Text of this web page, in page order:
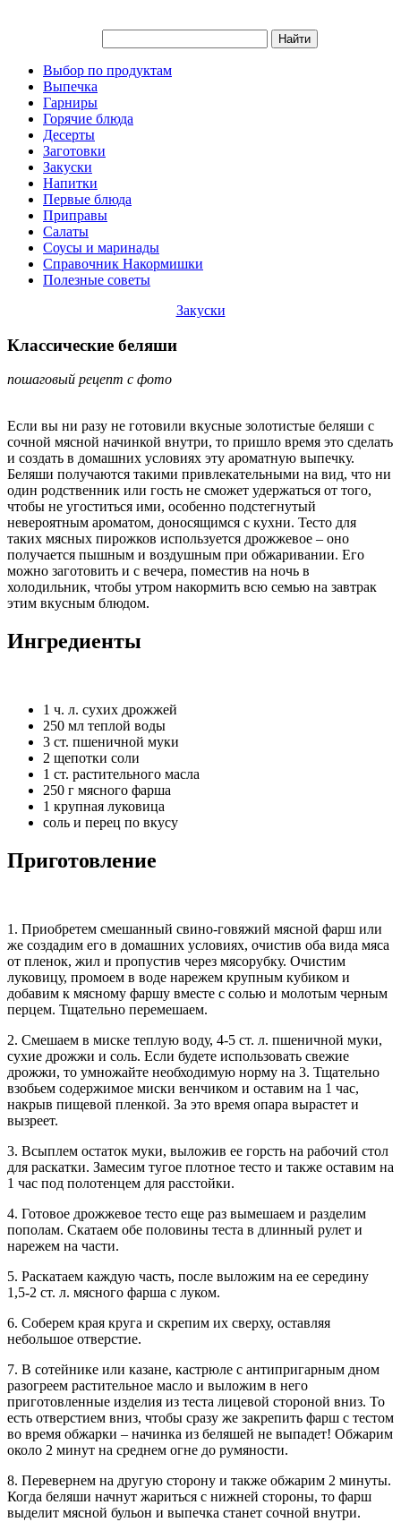
Выбор по продуктам
Выпечка
Гарниры
Горячие блюда
Десерты
Заготовки
Закуски
Напитки
Первые блюда
Приправы
Салаты
Соусы и маринады
Справочник Накормишки
Полезные советы
Закуски
Классические беляши
пошаговый рецепт с фото
Если вы ни разу не готовили вкусные золотистые беляши с
сочной мясной начинкой внутри, то пришло время это сделать
и создать в домашних условиях эту ароматную выпечку.
Беляши получаются такими привлекательными на вид, что ни
один родственник или гость не сможет удержаться от того,
чтобы не угоститься ими, особенно подстегнутый
невероятным ароматом, доносящимся с кухни. Тесто для
таких мясных пирожков используется дрожжевое – оно
получается пышным и воздушным при обжаривании. Его
можно заготовить и с вечера, поместив на ночь в
холодильник, чтобы утром накормить всю семью на завтрак
этим вкусным блюдом.
Ингредиенты
1 ч. л. сухих дрожжей
250 мл теплой воды
3 ст. пшеничной муки
2 щепотки соли
1 ст. растительного масла
250 г мясного фарша
1 крупная луковица
соль и перец по вкусу
Приготовление
1. Приобретем смешанный свино-говяжий мясной фарш или
же создадим его в домашних условиях, очистив оба вида мяса
от пленок, жил и пропустив через мясорубку. Очистим
луковицу, промоем в воде нарежем крупным кубиком и
добавим к мясному фаршу вместе с солью и молотым черным
перцем. Тщательно перемешаем.
2. Смешаем в миске теплую воду, 4-5 ст. л. пшеничной муки,
сухие дрожжи и соль. Если будете использовать свежие
дрожжи, то умножайте необходимую норму на 3. Тщательно
взобьем содержимое миски венчиком и оставим на 1 час,
накрыв пищевой пленкой. За это время опара вырастет и
вызреет.
3. Всыплем остаток муки, выложив ее горсть на рабочий стол
для раскатки. Замесим тугое плотное тесто и также оставим на
1 час под полотенцем для расстойки.
4. Готовое дрожжевое тесто еще раз вымешаем и разделим
пополам. Скатаем обе половины теста в длинный рулет и
нарежем на части.
5. Раскатаем каждую часть, после выложим на ее середину
1,5-2 ст. л. мясного фарша с луком.
6. Соберем края круга и скрепим их сверху, оставляя
небольшое отверстие.
7. В сотейнике или казане, кастрюле с антипригарным дном
разогреем растительное масло и выложим в него
приготовленные изделия из теста лицевой стороной вниз. То
есть отверстием вниз, чтобы сразу же закрепить фарш с тестом
во время обжарки – начинка из беляшей не выпадет! Обжарим
около 2 минут на среднем огне до румяности.
8. Перевернем на другую сторону и также обжарим 2 минуты.
Когда беляши начнут жариться с нижней стороны, то фарш
выделит мясной бульон и выпечка станет сочной внутри.